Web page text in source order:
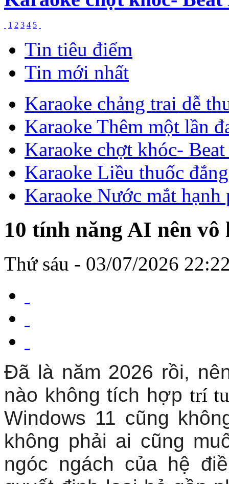
Tin tiêu điểm
Tin mới nhất
Karaoke chảng trai dễ
Karaoke Thêm một lần
Karaoke chợt khóc-
Karaoke Liều thuốc
Karaoke Nước mắt
10 tính năng AI nên
Thứ sáu - 03/07/2026
Đã là năm 2026 rồi,
nào không tích hợp
Windows 11 cũng
không phải ai cũng
ngóc ngách của hệ
quyết định loại bỏ gần
Windows 11 cung cấp.